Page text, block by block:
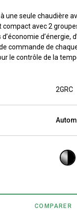
une seule chaudière
avec 2
d’énergie,
commande de
le contrôle de la
2GRC
COMPARER